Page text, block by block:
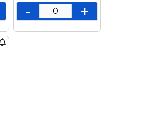
- +